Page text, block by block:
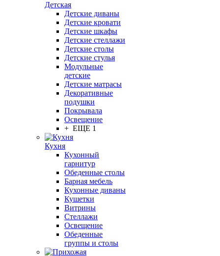
Детская
Детские диваны
Детские кровати
Детские шкафы
Детские стеллажи
Детские столы
Детские стулья
Модульные
детские
Детские матрасы
Декоративные
подушки
Покрывала
Освещение
+ ЕЩЕ 1
Кухня
Кухонный
гарнитур
Обеденные столы
Барная мебель
Кухонные диваны
Кушетки
Витрины
Стеллажи
Освещение
Обеденные
группы и столы